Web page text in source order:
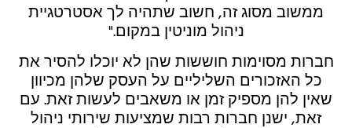
ממשוב מסוג זה, חשוב שתהיה לך אסטרטגיית
ניהול מוניטין במקום."
חברות מסוימות חוששות שהן לא יוכלו להסיר את
כל האזכורים השליליים על העסק שלהן מכיוון
שאין להן מספיק זמן או משאבים לעשות זאת. עם
זאת, ישנן חברות רבות שמציעות שירותי ניהול